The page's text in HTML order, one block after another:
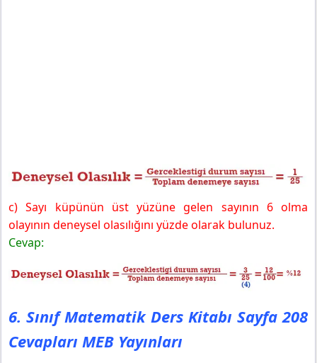
c) Sayı küpünün üst yüzüne gelen sayının 6 olma
olayının deneysel olasılığını yüzde olarak bulunuz.
Cevap:
6. Sınıf Matematik Ders Kitabı Sayfa 208
Cevapları MEB Yayınları